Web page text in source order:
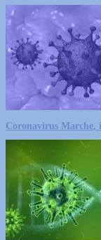
Coronavirus Marche,